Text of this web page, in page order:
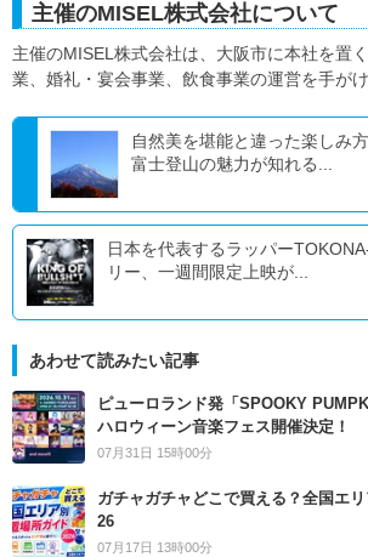
主催のMISEL株式会社について
主催のMISEL株式会社は、大阪市に本社を置
業、婚礼・宴会事業、飲食事業の運営を手がけ
自然美を堪能と違った楽しみ
富士登山の魅力が知れる...
日本を代表するラッパー
リー、一週間限定上映が...
あわせて読みたい記事
ピューロランド発「SPOOKY
ハロウィーン音楽フェス開催決定！
07月31日 15時00分
ガチャガチャどこで買える？全国エ
26
07月17日 13時00分